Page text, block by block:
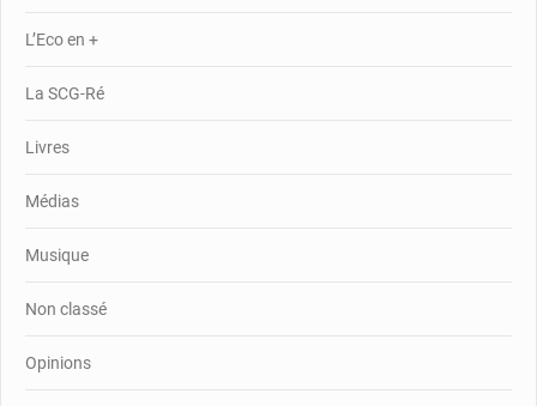
L’Eco en +
La SCG-Ré
Livres
Médias
Musique
Non classé
Opinions